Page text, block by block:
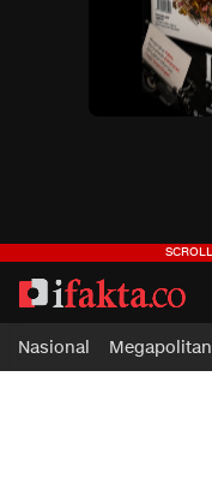
ifakta.co
#pastibenar
Nasional Megapolitan